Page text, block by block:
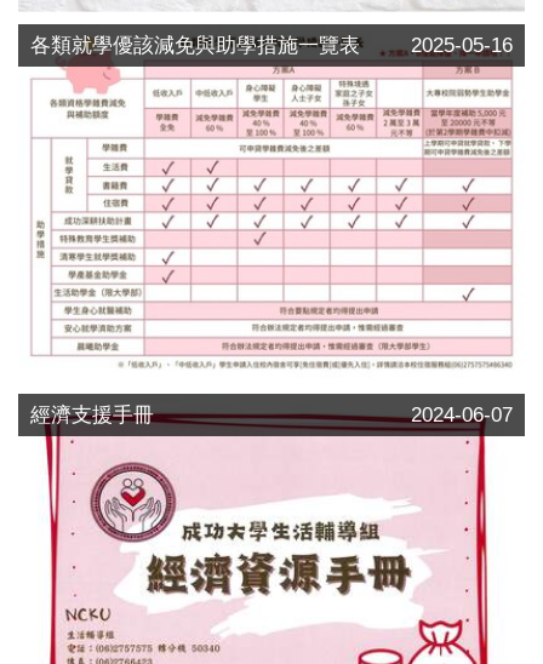
各類就學優該減免與助學措施一覽表 2025-05-16
經濟支援手冊 2024-06-07